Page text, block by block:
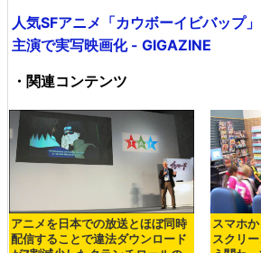
人気SFアニメ「カウボーイビバップ
主演で実写映画化 - GIGAZINE
・関連コンテンツ
アニメを日本での放送とほぼ同時
配信することで違法ダウンロード
スマホ
スクリ